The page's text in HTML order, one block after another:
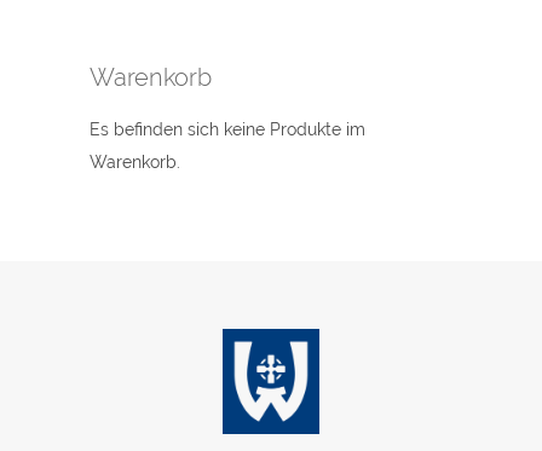
Warenkorb
Es befinden sich keine Produkte im
Warenkorb.